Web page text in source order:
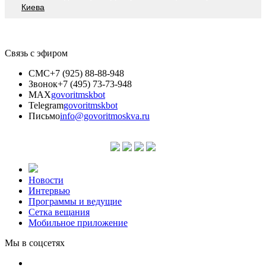
Киева
Связь с эфиром
СМС+7 (925) 88-88-948
Звонок+7 (495) 73-73-948
MAXgovoritmskbot
Telegramgovoritmskbot
Письмоinfo@govoritmoskva.ru
Новости
Интервью
Программы и ведущие
Сетка вещания
Мобильное приложение
Мы в соцсетях